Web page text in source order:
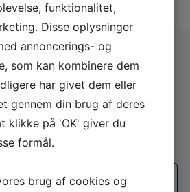
eller et
tilbud
og vi kontakter dig
funktionalitet,
Disse oplysninger
annoncerings- og
som kan kombinere dem
har givet dem eller
gennem din brug af deres
klikke på 'OK' giver du
formål.
brug af cookies og